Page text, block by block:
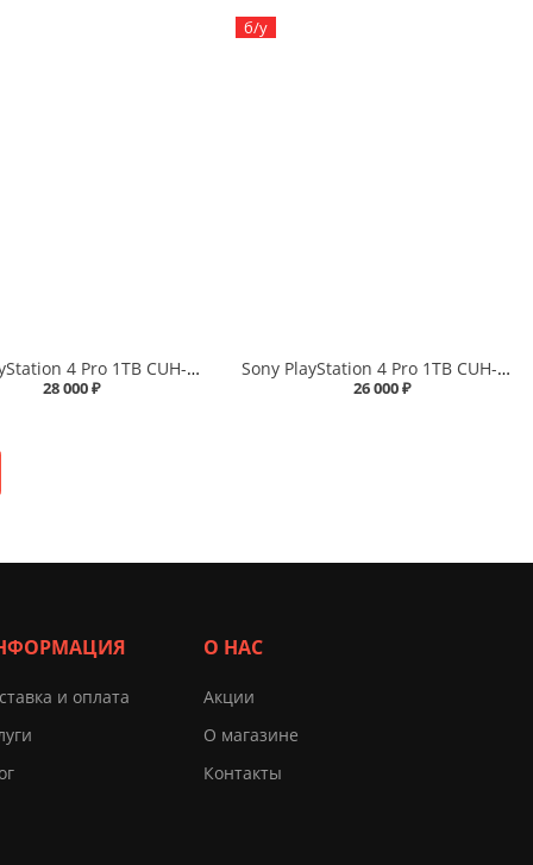
Sony PlayStation 4 Pro 1TB CUH-7216B Белый
28 000 ₽
б/у
Sony PlayStation 4 Pro 1TB CUH-7216B Черный
26 000 ₽
и оплата
О НАС
Акции
О магазине
Контакты